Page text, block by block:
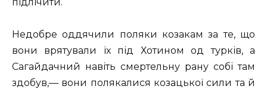
Недобре оддячили поляки козакам за те, що
вони врятували їх під Хотином од турків, а
Сагайдачний навіть смертельну рану собі там
здобув,— вони полякалися козацької сили та й